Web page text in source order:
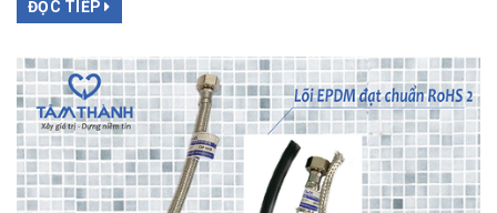
ĐỌC TIẾP